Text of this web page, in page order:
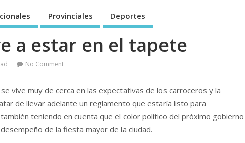
Provinciales Deportes
a estar en el tapete
No Comment
vive muy de cerca en las expectativas de los carroceros y la
de llevar adelante un reglamento que estaría listo para
teniendo en cuenta que el color político del próximo gobierno
de la fiesta mayor de la ciudad.